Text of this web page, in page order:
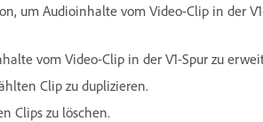
um Audioinhalte vom Video-Clip in der
vom Video-Clip in der V1-Spur zu
Clip zu duplizieren.
Clips zu löschen.